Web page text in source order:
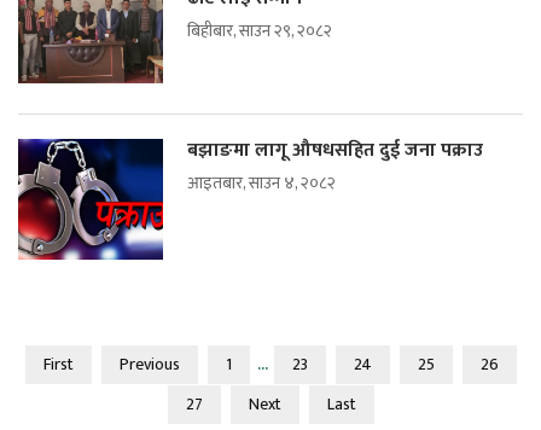
बिहीबार, साउन २९, २०८२
बझाङमा लागू औषधसहित दुई जना पक्राउ
आइतबार, साउन ४, २०८२
First Previous 1 ... 23 24 25
26
27
Next Last